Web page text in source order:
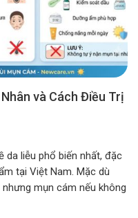
và Cách Điều Trị
da liễu phổ biến nhất, đặc
tại Việt Nam. Mặc dù
mụn cám nếu không